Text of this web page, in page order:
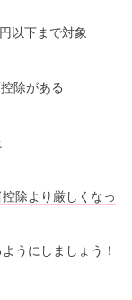
以下まで対象
除がある
除より厳しくなっ
うにしましょう！